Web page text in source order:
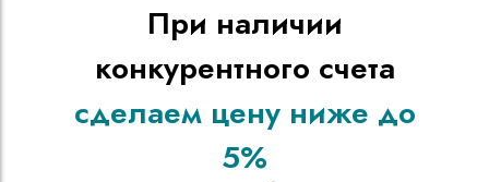
При наличии
конкурентного счета
сделаем цену ниже до
5%